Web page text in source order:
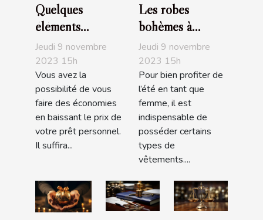
Quelques
éléments
nécessaires pour
baisser le prix de
son prêt
personnel
Jeudi 9 novembre
2023 15h
Vous avez la
possibilité de vous
faire des économies
en baissant le prix de
votre prêt personnel.
Il suffira...
Les robes
bohèmes à
acheter
obligatoirement
pour l’été
Jeudi 9 novembre
2023 15h
Pour bien profiter de
l’été en tant que
femme, il est
indispensable de
posséder certains
types de
vêtements....